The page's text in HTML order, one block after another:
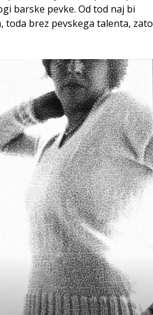
barske pevke. Od tod naj bi
toda brez pevskega talenta, zato